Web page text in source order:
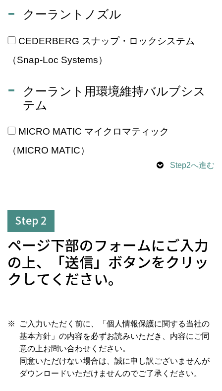
クーラントノズル
CEDERBERG スナップ・ロックシステム
（Snap-Loc Systems）
クーラント用環境維持バルブシス
テム
MICRO MATIC マイクロマティック
（MICRO MATIC）
Step2へ進む
Step 2
ページ下部のフォームにご入力
の上、「送信」ボタンをクリッ
クしてください。
ご入力いただく前に、「個人情報保護に関する当社の
基本方針」の内容を必ずお読みいただき、内容にご同
意の上お問い合わせください。
同意いただけない場合は、誠に申し訳ございませんが
ダウンロードいただけませんのでご了承ください。